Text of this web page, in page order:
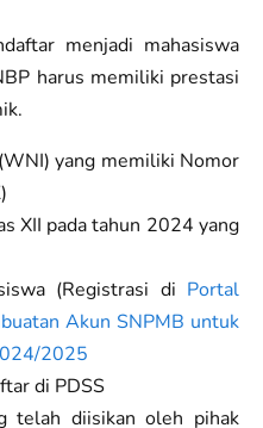
menjadi mahasiswa
harus memiliki prestasi
yang memiliki Nomor
XII pada tahun 2024 yang
(Registrasi di Portal
Akun SNPMB untuk
2025
di PDSS
telah diisikan oleh pihak